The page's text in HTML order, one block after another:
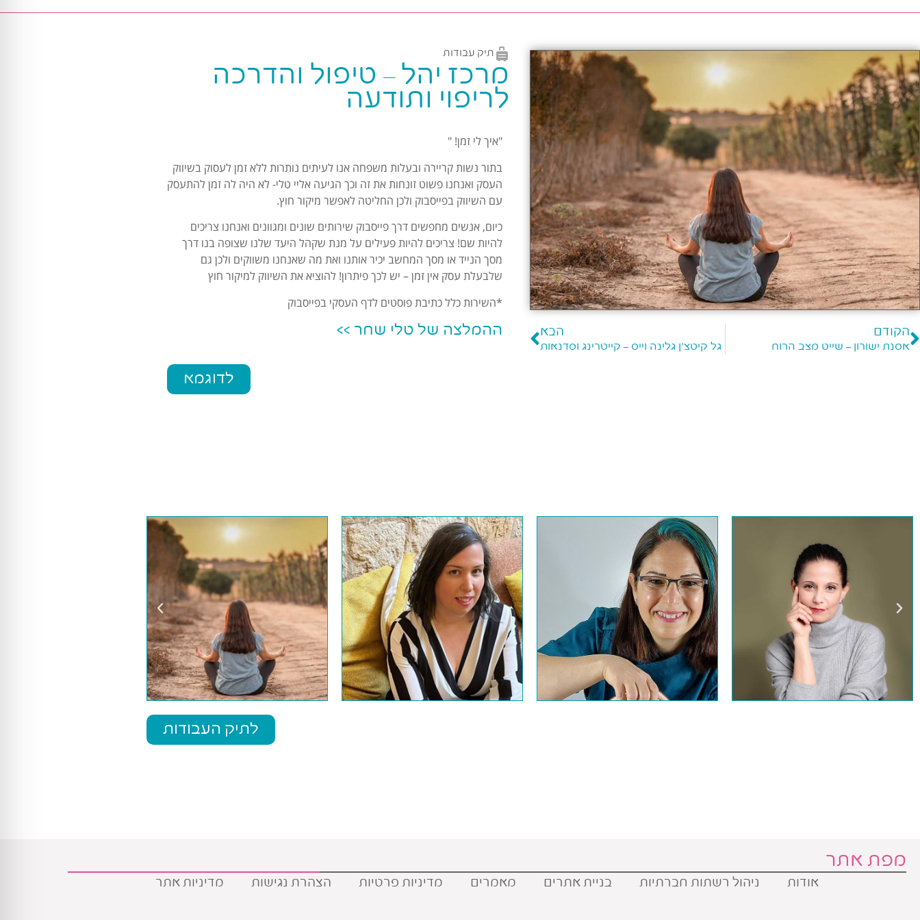
הקודם
אסנת ישורון – שייט מצב הרוח
הבא
גל קיטצ'ן גלינה וייס – קייטרינג וסדנאות
תיק עבודות
מרכז יהל – טיפול והדרכה
לריפוי ותודעה
"איך לי זמן! "
בתור נשות קריירה ובעלות משפחה אנו לעיתים נותרות ללא זמן לעסוק בשיווק
העסק ואנחנו פשוט זונחות את זה וכך הגיעה אליי טלי- לא היה לה זמן להתעסק
עם השיווק בפייסבוק ולכן החליטה לאפשר מיקור חוץ.
כיום, אנשים מחפשים דרך פייסבוק שירותים שונים ומגוונים ואנחנו צריכים
להיות שם! צריכים להיות פעילים על מנת שקהל היעד שלנו שצופה בנו דרך
מסך הנייד או מסך המחשב יכיר אותנו ואת מה שאנחנו משווקים ולכן גם
שלבעלת עסק אין זמן – יש לכך פיתרון! להוציא את השיווק למיקור חוץ
*השירות כלל כתיבת פוסטים לדף העסקי בפייסבוק
ההמלצה של טלי שחר >>
לדוגמא
לתיק העבודות
מפת אתר
אודות ניהול רשתות חברתיות בניית אתרים מאמרים מדיניות פרטיות הצהרת נגישות מדיניות אתר